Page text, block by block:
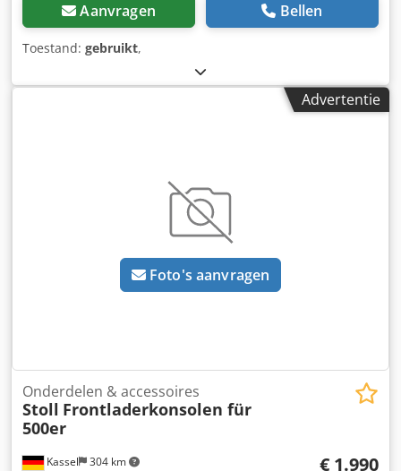
Aanvragen Bellen
Toestand: gebruikt,
Advertentie
Foto's aanvragen
Kassel 304 km
Onderdelen & accessoires
Stoll Frontladerkonsolen für
500er
€ 1.990